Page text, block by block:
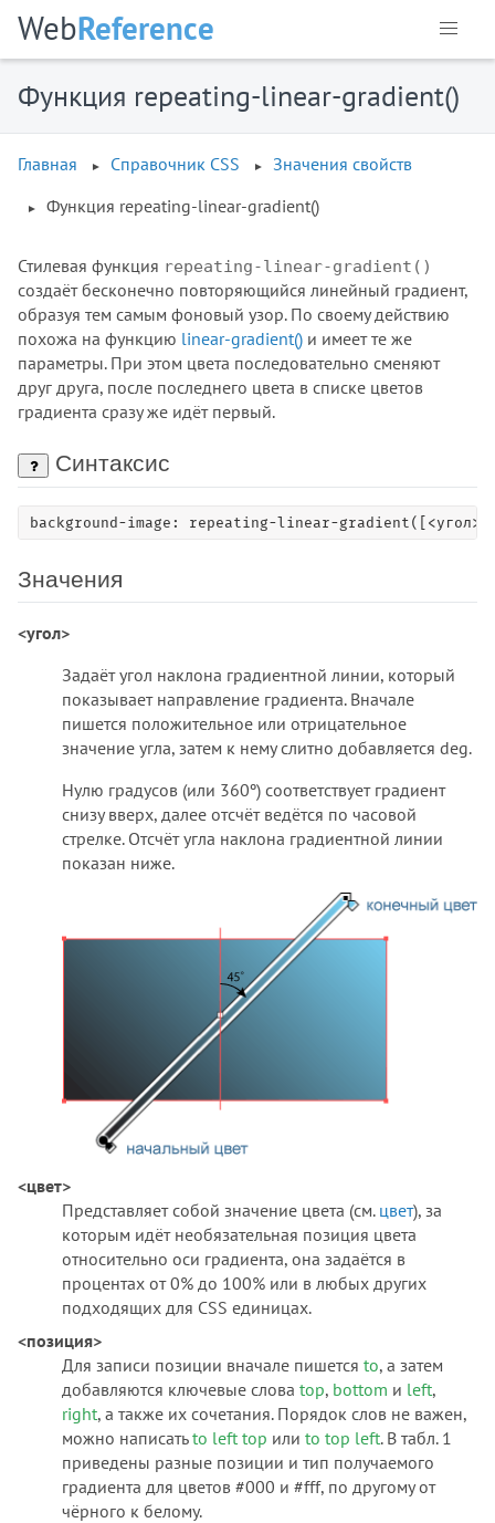
WebReference
Функция repeating-linear-gradient()
Главная Справочник CSS
Значения свойств
Функция repeating-linear-gradient()
Стилевая функция repeating-linear-gradient()
создаёт бесконечно повторяющийся линейный градиент,
образуя тем самым фоновый узор. По своему действию
похожа на функцию linear-gradient() и имеет те же
параметры. При этом цвета последовательно сменяют
друг друга, после последнего цвета в списке цветов
градиента сразу же идёт первый.
Синтаксис
background-image: repeating-linear-
Значения
<угол>
Задаёт угол наклона градиентной линии, который
показывает направление градиента. Вначале
пишется положительное или отрицательное
значение угла, затем к нему слитно добавляется deg.
Нулю градусов (или 360º) соответствует градиент
снизу вверх, далее отсчёт ведётся по часовой
стрелке. Отсчёт угла наклона градиентной линии
показан ниже.
<цвет>
Представляет собой значение цвета (см. цвет), за
которым идёт необязательная позиция цвета
относительно оси градиента, она задаётся в
процентах от 0% до 100% или в любых других
подходящих для CSS единицах.
<позиция>
Для записи позиции вначале пишется to, а затем
добавляются ключевые слова top, bottom и left,
right, а также их сочетания. Порядок слов не важен,
можно написатьto left top или to top left. В табл. 1
приведены разные позиции и тип получаемого
градиента для цветов #000 и #fff, по другому от
чёрного к белому.